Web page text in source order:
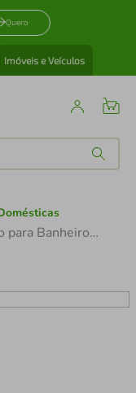
Quero
Imóveis e Veículos
Conjunto para Banheiro Forma Acquaset Branco - 3 Peças